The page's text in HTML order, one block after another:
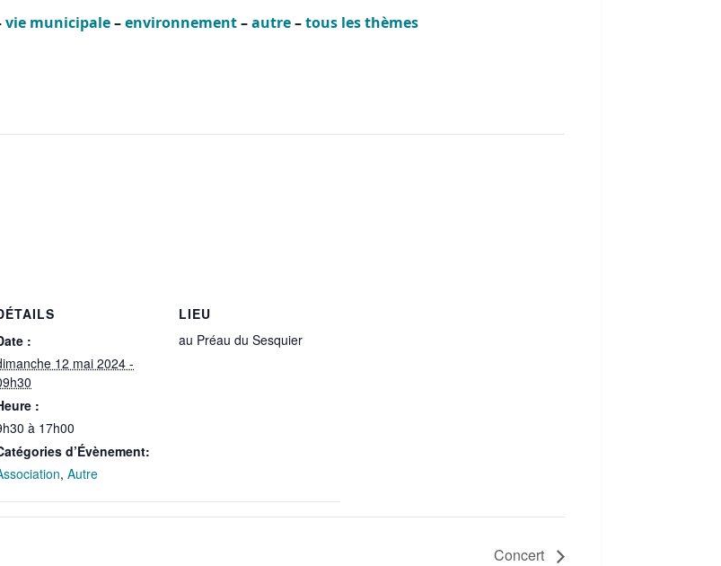
vie municipale–environnement–autre–tous les thèmes
:
12 mai 2024 -
:
à 17h00
d’Évènement:
, Autre
LIEU
au Préau du Sesquier
Concert